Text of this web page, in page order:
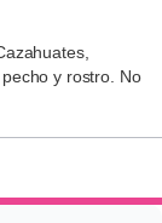
y rostro. No